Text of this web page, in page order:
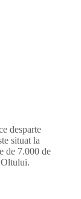
desparte
situat la
de 7.000 de